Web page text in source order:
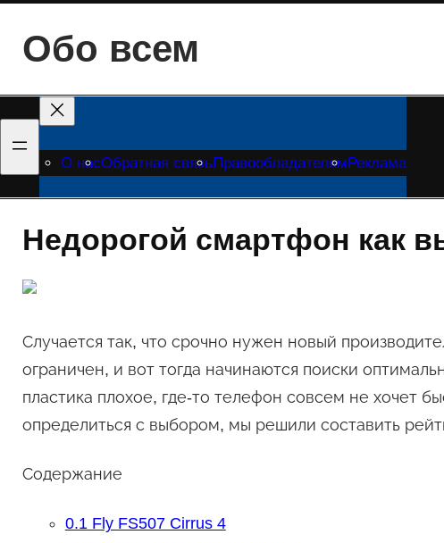
содержимому
Обо всем
О насОбратная связьПравообладателямРеклама
Недорогой смартфон как
Случается так, что срочно нужен новый
ограничен, и вот тогда начинаются поиски
пластика плохое, где-то телефон совсем не хочет
определиться с выбором, мы решили составить
Содержание
0.1Fly FS507 Cirrus 4